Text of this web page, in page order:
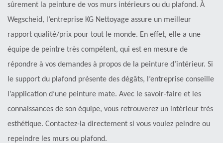
sûrement la peinture de vos murs intérieurs ou du plafond. À
Wegscheid, l’entreprise KG Nettoyage assure un meilleur
rapport qualité/prix pour tout le monde. En effet, elle a une
équipe de peintre très compétent, qui est en mesure de
répondre à vos demandes à propos de la peinture d’intérieur. Si
le support du plafond présente des dégâts, l’entreprise conseille
l’application d’une peinture mate. Avec le savoir-faire et les
connaissances de son équipe, vous retrouverez un intérieur très
esthétique. Contactez-la directement si vous voulez peindre ou
repeindre les murs ou plafond.